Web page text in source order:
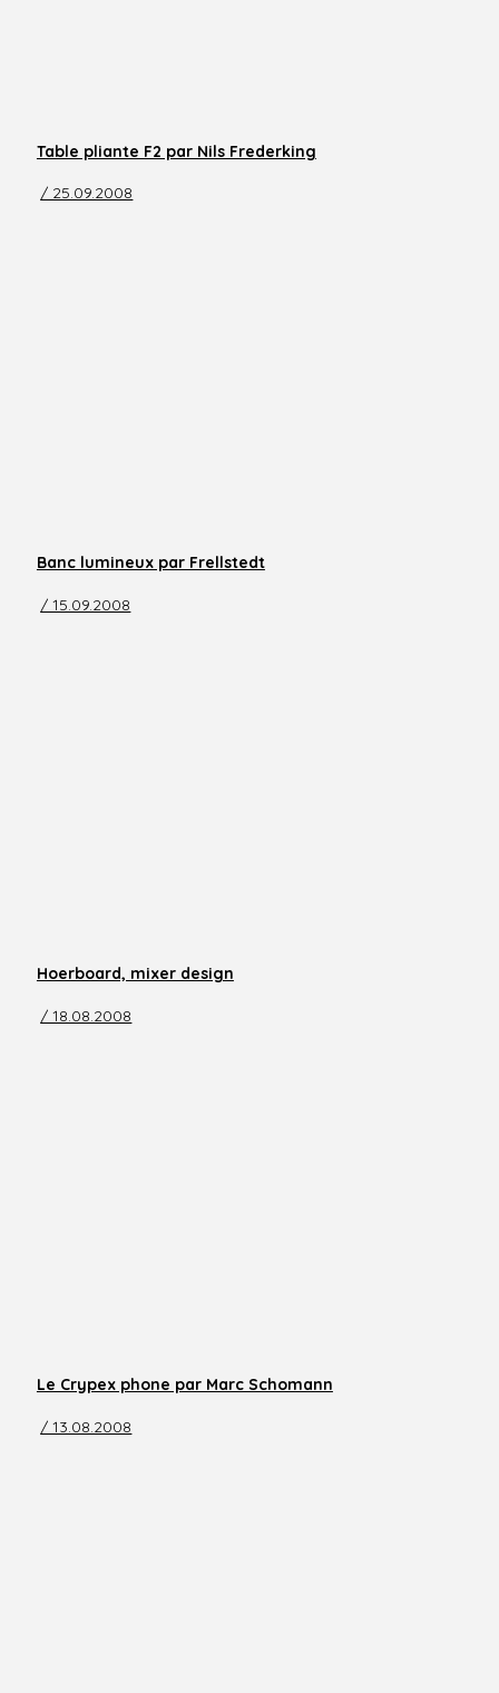
Table pliante F2 par Nils Frederking
/ 25.09.2008
Banc lumineux par Frellstedt
/ 15.09.2008
Hoerboard, mixer design
/ 18.08.2008
Le Crypex phone par Marc Schomann
/ 13.08.2008